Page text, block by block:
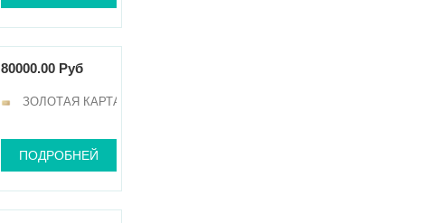
80000.00 Руб
ЗОЛОТАЯ КАРТА
ПОДРОБНЕЙ